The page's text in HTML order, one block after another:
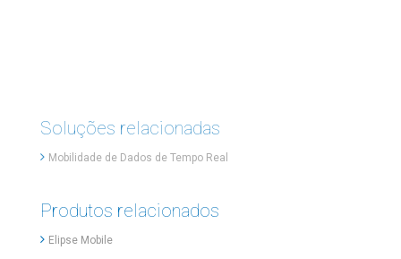
Soluções relacionadas
Mobilidade de Dados de Tempo Real
Produtos relacionados
Elipse Mobile